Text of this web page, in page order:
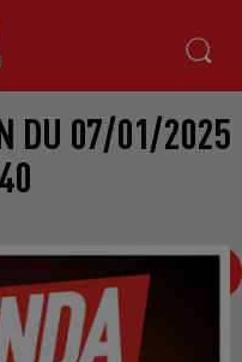
DU 07/01/2025